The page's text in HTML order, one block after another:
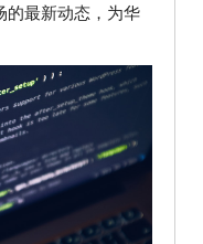
的最新动态，为华